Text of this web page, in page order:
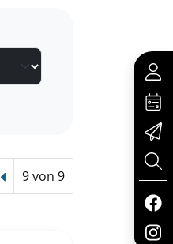
Vorheriger Treffer
9 von 9